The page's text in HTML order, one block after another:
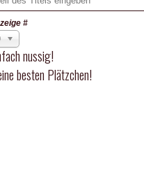
#
nussig!
besten Plätzchen!